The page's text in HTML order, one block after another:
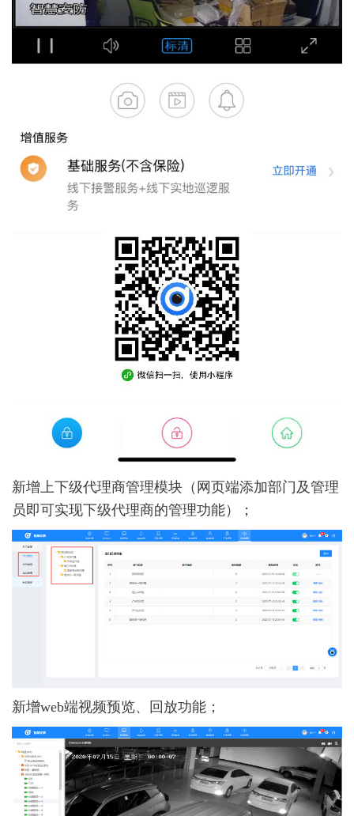
新增上下级代理商管理模块（网页端添加部门及管理
员即可实现下级代理商的管理功能）；
新增web端视频预览、回放功能；